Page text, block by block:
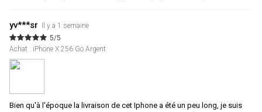
yv***sr
Il y a 1 semaine
5/5
Achat : iPhone X 256 Go Argent
Bien qu'à l'époque la livraison de cet Iphone a été un peu long, je suis